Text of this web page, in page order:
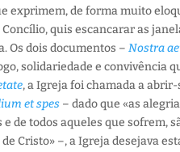
exprimem, de forma muito
quis escancarar as
Os dois documentos –Nostra
solidariedade e
, a Igreja foi chamada a
et spes – dado que «as
de todos aqueles que sofrem,
Cristo» –, a Igreja desejava